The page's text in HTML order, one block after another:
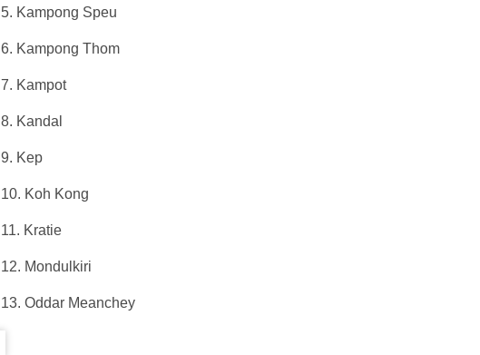
5. Kampong Speu
6. Kampong Thom
7. Kampot
8. Kandal
9. Kep
10. Koh Kong
11. Kratie
12. Mondulkiri
13. Oddar Meanchey